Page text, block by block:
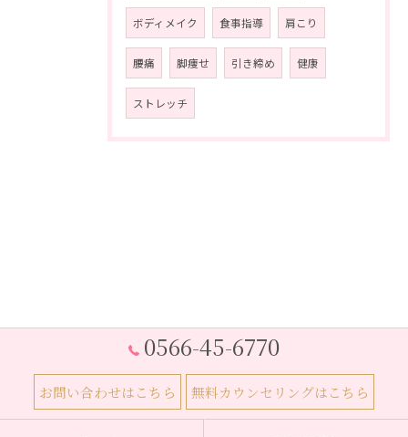
ボディメイク 食事指導 肩こり
腰痛 脚痩せ 引き締め 健康
ストレッチ
0566-45-6770
お問い合わせはこちら 無料カウンセリングはこちら